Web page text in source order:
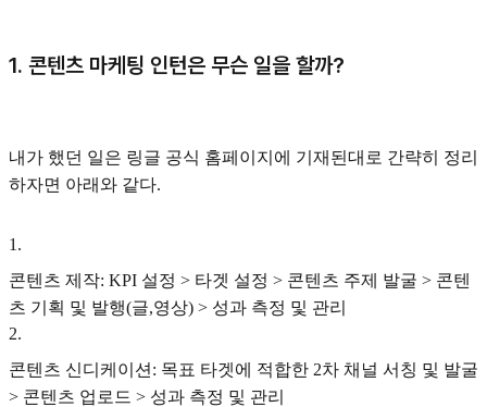
1. 콘텐츠 마케팅 인턴은 무슨 일을 할까?
내가 했던 일은 링글 공식 홈페이지에 기재된대로 간략히 정리
하자면 아래와 같다.
1 .
콘텐츠 제작: KPI 설정 > 타겟 설정 > 콘텐츠 주제 발굴 > 콘텐
츠 기획 및 발행(글,영상) > 성과 측정 및 관리
2.
콘텐츠 신디케이션: 목표 타겟에 적합한 2차 채널 서칭 및 발굴
> 콘텐츠 업로드 > 성과 측정 및 관리